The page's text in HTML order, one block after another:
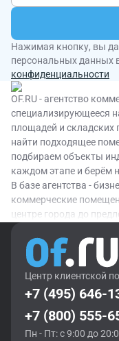
Нажимая кнопку, вы
персональных данных
конфиденциальности
OF.RU - агентство
специализирующееся
площадей и
найти подходящее
подбираем объекты
каждом этапе и берём
В базе агентства -
коммерческие
центре города до
Помимо подбора и
оказывает
помогает оценить
в актуальных ставках
направление:
анализ арендного
Центр клиентской
+7 (495) 646-
+7 (800) 555-
Пн - Пт: с 9:00 до